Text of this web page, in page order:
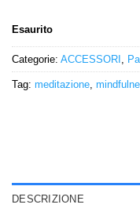
Esaurito
Categorie: ACCESSORI ,
Tag: meditazione,
DESCRIZIONE